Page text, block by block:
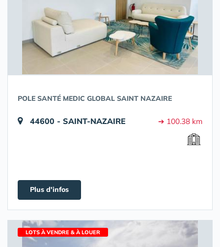
POLE SANTÉ MEDIC GLOBAL SAINT NAZAIRE
44600 - SAINT-NAZAIRE ➔ 100.38 km
Plus d'infos
LOTS À VENDRE & À LOUER